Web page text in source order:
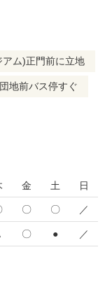
ム)正門前に立地
地前バス停すぐ
金 土 日
〇 〇 ／
〇 ● ／